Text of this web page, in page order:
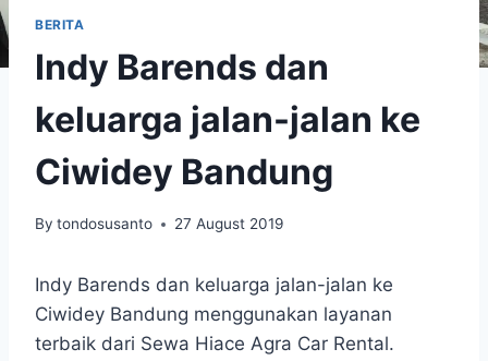
BERITA
Indy Barends dan
keluarga jalan-jalan ke
Ciwidey Bandung
By tondosusanto 27 August 2019
Indy Barends dan keluarga jalan-jalan ke
Ciwidey Bandung menggunakan layanan
terbaik dari Sewa Hiace Agra Car Rental.